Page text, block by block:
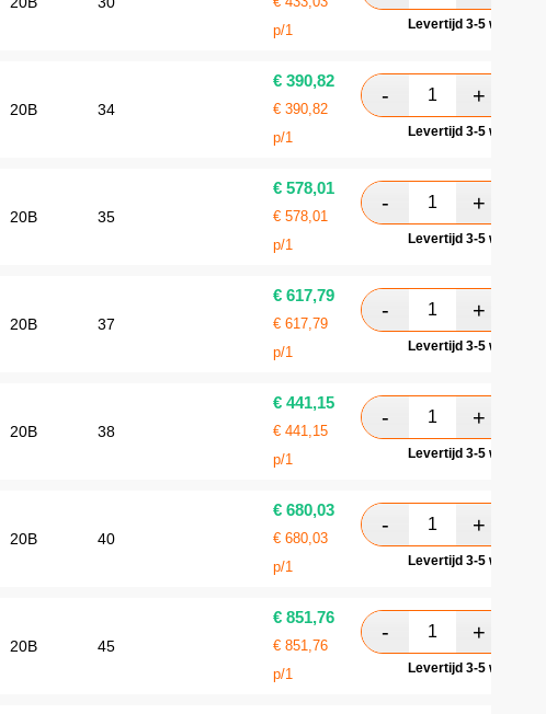
p/1
Levertijd 3-5
20B 34
€ 390,82
€ 390,82
p/1
Levertijd 3-5
20B 35
€ 578,01
€ 578,01
p/1
Levertijd 3-5
20B 37
€ 617,79
€ 617,79
p/1
Levertijd 3-5
20B 38
€ 441,15
€ 441,15
p/1
Levertijd 3-5
20B 40
€ 680,03
€ 680,03
p/1
Levertijd 3-5
20B 45
€ 851,76
€ 851,76
p/1
Levertijd 3-5